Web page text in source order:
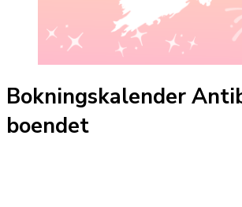
Bokningskalender
boendet